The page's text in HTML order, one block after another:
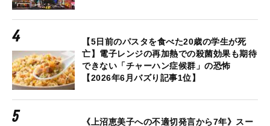
【5日前のパスタを食べた20歳の学生が死
亡】電子レンジの再加熱での殺菌効果も期待
できない「チャーハン症候群」の恐怖
【2026年6月バズり記事1位】
《上沼恵美子への不適切発言から7年》スー